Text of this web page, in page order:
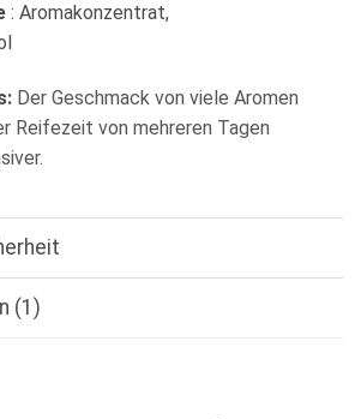
: Aromakonzentrat,
Der Geschmack von viele Aromen
Reifezeit von mehreren Tagen
(1)